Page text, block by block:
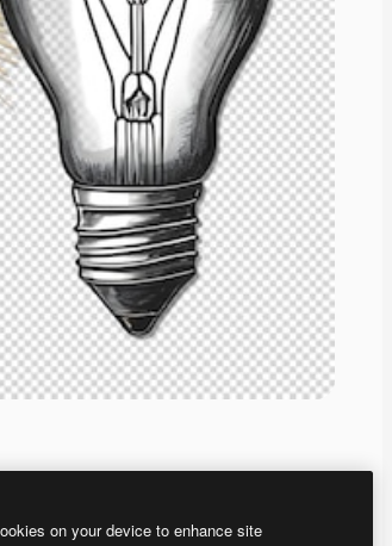
изображений на основе ИИ.
on your device to enhance site